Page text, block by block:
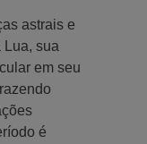
astrais e
Lua, sua
em seu
é